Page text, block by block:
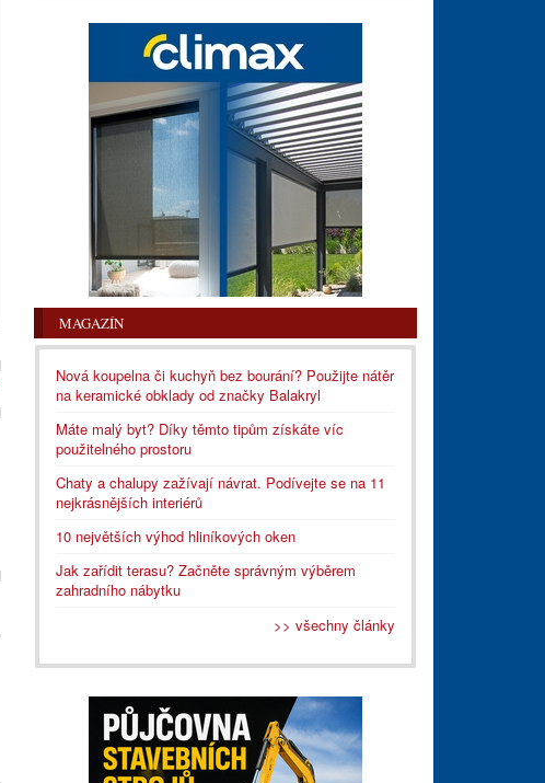
MAGAZÍN
Nová koupelna či kuchyň bez bourání? Použijte nátěr
na keramické obklady od značky Balakryl
Máte malý byt? Díky těmto tipům získáte víc
použitelného prostoru
Chaty a chalupy zažívají návrat. Podívejte se na 11
nejkrásnějších interiérů
10 největších výhod hliníkových oken
Jak zařídit terasu? Začněte správným výběrem
zahradního nábytku
>> všechny články